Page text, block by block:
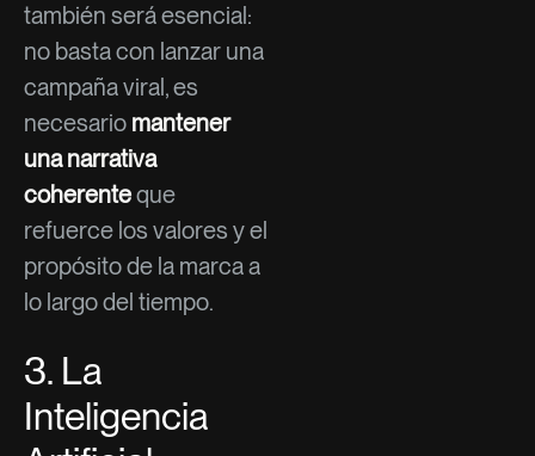
también será esencial:
no basta con lanzar una
campaña viral, es
necesario mantener
una narrativa
coherenteque
refuerce los valores y el
propósito de la marca a
lo largo del tiempo.
3. La
Inteligencia